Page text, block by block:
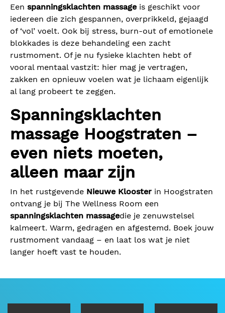
Een spanningsklachten massageis geschikt voor
iedereen die zich gespannen, overprikkeld, gejaagd
of ‘vol’ voelt. Ook bij stress, burn-out of emotionele
blokkades is deze behandeling een zacht
rustmoment. Of je nu fysieke klachten hebt of
vooral mentaal vastzit: hier mag je vertragen,
zakken en opnieuw voelen wat je lichaam eigenlijk
al lang probeert te zeggen.
Spanningsklachten
massage Hoogstraten –
even niets moeten,
alleen maar zijn
In het rustgevende Nieuwe Klooster in Hoogstraten
ontvang je bij The Wellness Room een
spanningsklachten massagedie je zenuwstelsel
kalmeert. Warm, gedragen en afgestemd. Boek jouw
rustmoment vandaag – en laat los wat je niet
langer hoeft vast te houden.